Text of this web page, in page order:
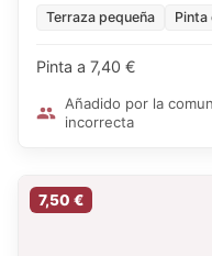
Terraza pequeña Pinta
Pinta a 7,40 €
Añadido por la
incorrecta
7,50 €